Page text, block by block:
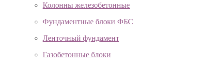
Колонны железобетонные
Фундаментные блоки ФБС
Ленточный фундамент
Газобетонные блоки